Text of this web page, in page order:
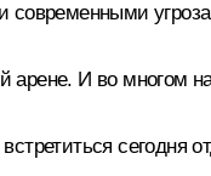
современными
арене. И во многом